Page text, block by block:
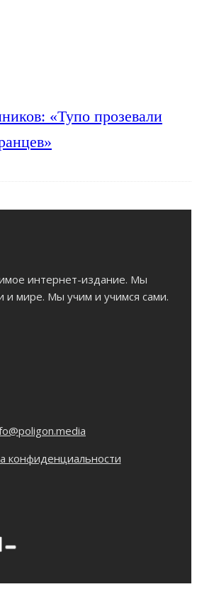
«Тупо прозевали
интернет-издание. Мы
и мире. Мы учим и учимся сами.
конфиденциальности